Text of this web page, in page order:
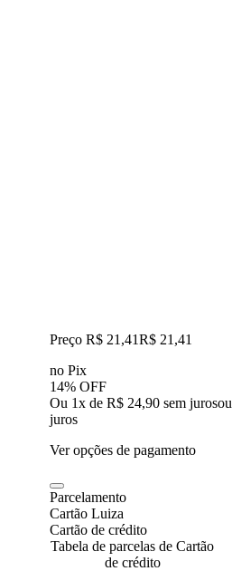
Preço R$ 21,41R$ 21 ,41
no Pix
14% OFF
Ou 1x de R$ 24,90 sem jurosou
juros
Ver opções de pagamento
Parcelamento
Cartão Luiza
Cartão de crédito
Tabela de parcelas de Cartão
de crédito